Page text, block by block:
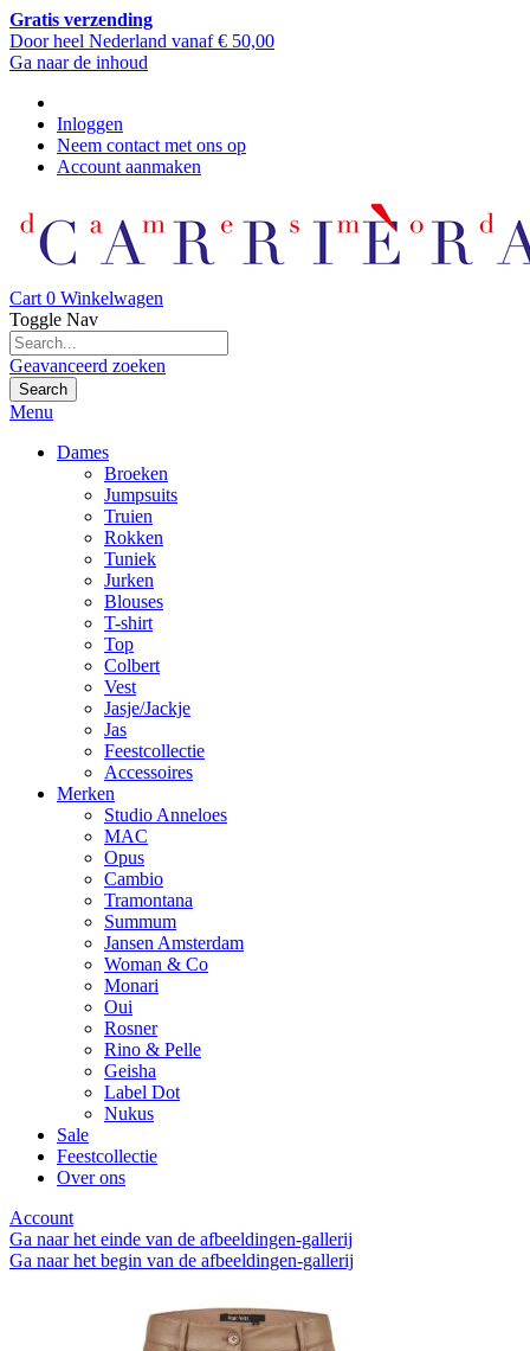
Gratis verzending
Door heel Nederland vanaf € 50,00
Ga naar de inhoud
Inloggen
Neem contact met ons op
Account aanmaken
Cart 0 Winkelwagen
Toggle Nav
Geavanceerd zoeken
Search
Menu
Dames
Broeken
Jumpsuits
Truien
Rokken
Tuniek
Jurken
Blouses
T-shirt
Top
Colbert
Vest
Jasje/Jackje
Jas
Feestcollectie
Accessoires
Merken
Studio Anneloes
MAC
Opus
Cambio
Tramontana
Summum
Jansen Amsterdam
Woman & Co
Monari
Oui
Rosner
Rino & Pelle
Geisha
Label Dot
Nukus
Sale
Feestcollectie
Over ons
Account
Ga naar het einde van de afbeeldingen-gallerij
Ga naar het begin van de afbeeldingen-gallerij